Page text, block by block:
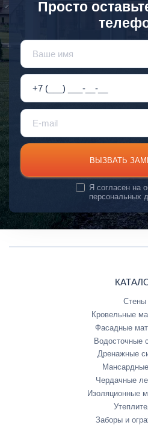
Просто
ВЫЗВАТЬ
Я согласен на
персональных
Стены
Кровельные
Фасадные
Водосточные
Дренажные
Чердачные
Изоляционные
Заборы и